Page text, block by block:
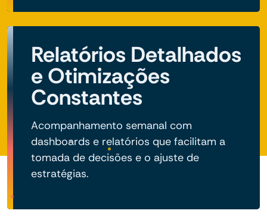
Relatórios Detalhados
e Otimizações
Constantes
Acompanhamento semanal com
dashboards e relatórios que facilitam a
tomada de decisões e o ajuste de
estratégias.